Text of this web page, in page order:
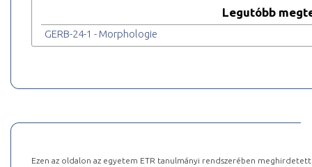
Legutóbb
GERB-24-1 - Morphologie
Ezen az oldalon az egyetem ETR tanulmányi rendszerében